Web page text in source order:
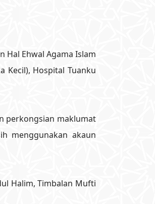
Hal Ehwal Agama Islam
Kecil), Hospital Tuanku
perkongsian maklumat
menggunakan akaun
Halim, Timbalan Mufti